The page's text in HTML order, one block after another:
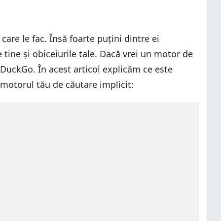
le fac. Însă foarte puțini dintre ei
și obiceiurile tale. Dacă vrei un motor de
În acest articol explicăm ce este
tău de căutare implicit: